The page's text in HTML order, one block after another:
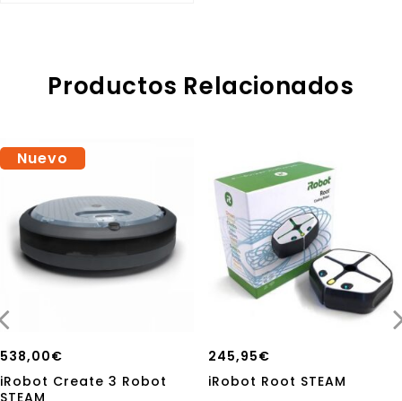
Productos Relacionados
Nuevo
538,00€
iRobot Create 3 Robot
245,95€
iRobot Root STEAM